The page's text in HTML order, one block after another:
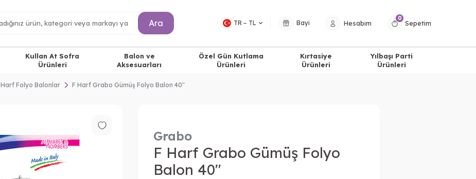
Ara TR − TL Bayi Hesabım
0
Sepetim
Kullan At Sofra
Ürünleri
Balon ve
Aksesuarları
Özel Gün Kutlama
Ürünleri
Kırtasiye
Ürünleri
Yılbaşı Parti
Ürünleri
Harf Folyo Balonlar F Harf Grabo Gümüş Folyo Balon 40"
Grabo
F Harf Grabo Gümüş Folyo
Balon 40"